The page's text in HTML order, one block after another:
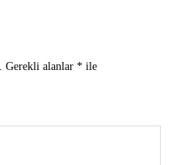
Gerekli alanlar *ile